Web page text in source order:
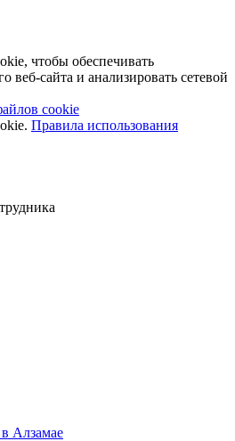
чтобы обеспечивать
веб-сайта и анализировать сетевой
cookie
Правила использования
Алзамае